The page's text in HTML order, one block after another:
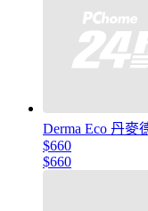
Derma Eco 丹麥
$660
$660